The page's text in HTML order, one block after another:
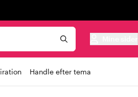
Handle efter tema